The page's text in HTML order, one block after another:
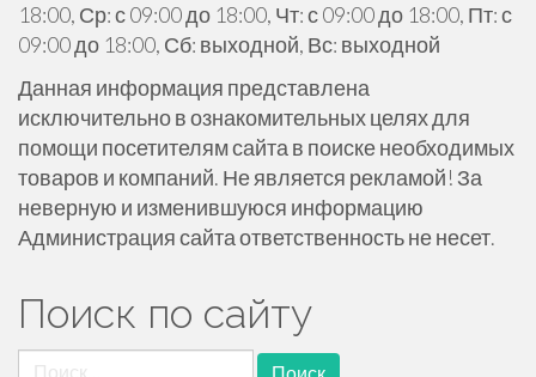
18:00, Ср: с 09:00 до 18:00, Чт: с 09:00 до 18:00, Пт: с
09:00 до 18:00, Сб: выходной, Вс: выходной
Данная информация представлена
исключительно в ознакомительных целях для
помощи посетителям сайта в поиске необходимых
товаров и компаний. Не является рекламой! За
неверную и изменившуюся информацию
Администрация сайта ответственность не несет.
Поиск по сайту
Найти: